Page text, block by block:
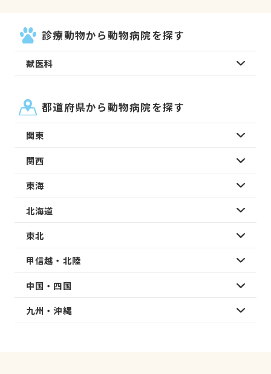
診療動物から動物病院を探す
獣医科
都道府県から動物病院を探す
関東
関西
東海
北海道
東北
甲信越・北陸
中国・四国
九州・沖縄